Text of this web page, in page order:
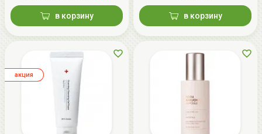
в корзину в корзину
aкция